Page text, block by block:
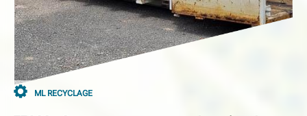
ML RECYCLAGE